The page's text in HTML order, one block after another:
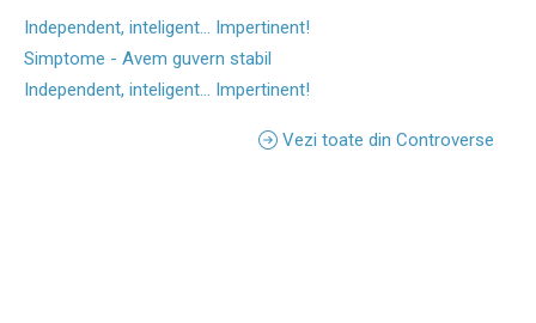
Independent, inteligent... Impertinent!
Simptome - Avem guvern stabil
Independent, inteligent... Impertinent!
Vezi toate din Controverse